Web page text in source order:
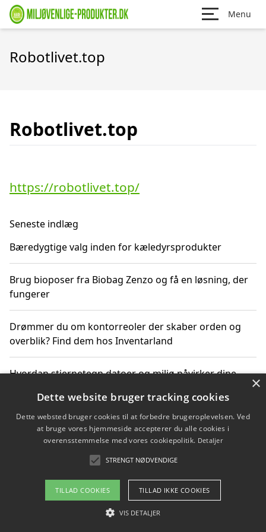
Menu
Robotlivet.top
Robotlivet.top
https://robotlivet.top/
Seneste indlæg
Bæredygtige valg inden for kæledyrsprodukter
Brug bioposer fra Biobag Zenzo og få en løsning, der
fungerer
Drømmer du om kontorreoler der skaber orden og
overblik? Find dem hos Inventarland
Hvordan stjernetegn datoer og miljø påvirker dine
Bæredygtige gadgets til en grønnere hverdag
Om / kontakt
Blog Betingelser
×
Dette website bruger tracking cookies
Dette websted bruger cookies til at forbedre brugeroplevelsen. Ved
at bruge vores hjemmeside accepterer du alle cookies i
overensstemmelse med vores cookiepolitik. Detaljer
STRENGT NØDVENDIGE
TILLAD COOKIES TILLAD IKKE COOKIES
VIS DETALJER